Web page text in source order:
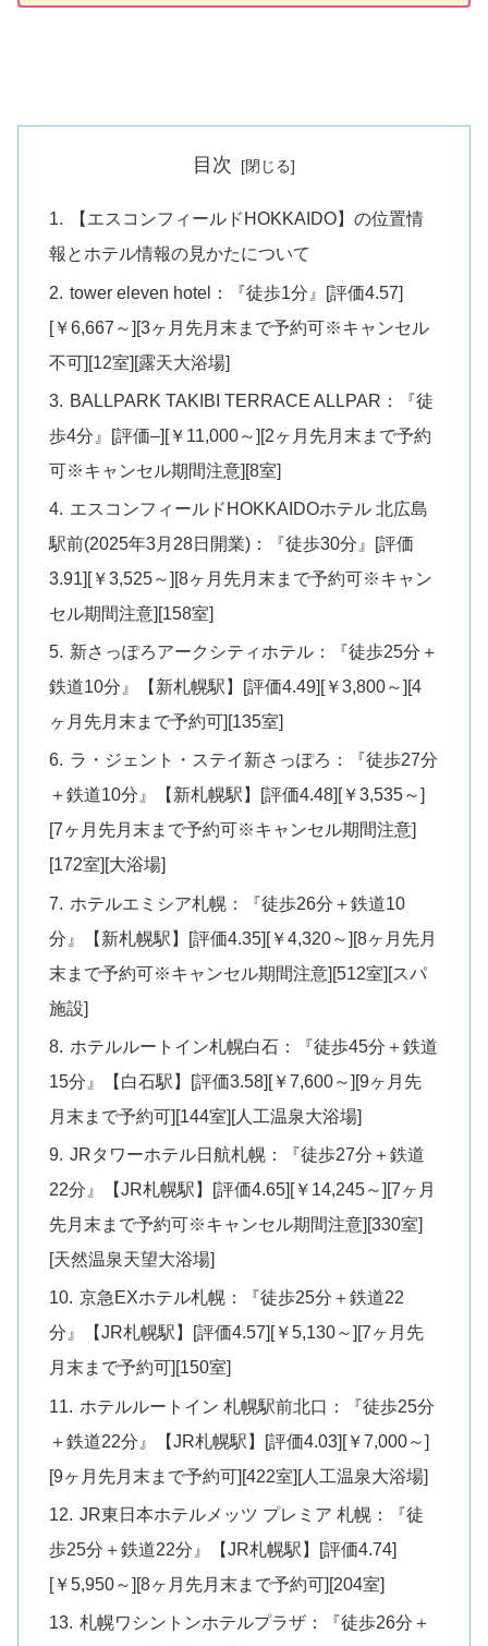
目次
【エスコンフィールドHOKKAIDO】の位置情
報とホテル情報の見かたについて
tower eleven hotel：『徒歩1分』[評価4.57]
[￥6,667～][3ヶ月先月末まで予約可※キャンセル
不可][12室][露天大浴場]
BALLPARK TAKIBI TERRACE ALLPAR：『徒
歩4分』[評価–][￥11,000～][2ヶ月先月末まで予約
可※キャンセル期間注意][8室]
エスコンフィールドHOKKAIDOホテル 北広島
駅前(2025年3月28日開業)：『徒歩30分』[評価
3.91][￥3,525～][8ヶ月先月末まで予約可※キャン
セル期間注意][158室]
新さっぽろアークシティホテル：『徒歩25分＋
鉄道10分』【新札幌駅】[評価4.49][￥3,800～][4
ヶ月先月末まで予約可][135室]
ラ・ジェント・ステイ新さっぽろ：『徒歩27分
＋鉄道10分』【新札幌駅】[評価4.48][￥3,535～]
[7ヶ月先月末まで予約可※キャンセル期間注意]
[172室][大浴場]
ホテルエミシア札幌：『徒歩26分＋鉄道10
分』【新札幌駅】[評価4.35][￥4,320～][8ヶ月先月
末まで予約可※キャンセル期間注意][512室][スパ
施設]
ホテルルートイン札幌白石：『徒歩45分＋鉄道
15分』【白石駅】[評価3.58][￥7,600～][9ヶ月先
月末まで予約可][144室][人工温泉大浴場]
JRタワーホテル日航札幌：『徒歩27分＋鉄道
22分』【JR札幌駅】[評価4.65][￥14,245～][7ヶ月
先月末まで予約可※キャンセル期間注意][330室]
[天然温泉天望大浴場]
京急EXホテル札幌：『徒歩25分＋鉄道22
分』【JR札幌駅】[評価4.57][￥5,130～][7ヶ月先
月末まで予約可][150室]
ホテルルートイン 札幌駅前北口：『徒歩25分
＋鉄道22分』【JR札幌駅】[評価4.03][￥7,000～]
[9ヶ月先月末まで予約可][422室][人工温泉大浴場]
JR東日本ホテルメッツ プレミア 札幌：『徒
歩25分＋鉄道22分』【JR札幌駅】[評価4.74]
[￥5,950～][8ヶ月先月末まで予約可][204室]
札幌ワシントンホテルプラザ：『徒歩26分＋